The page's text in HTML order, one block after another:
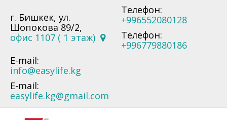
г. Бишкек, ул.
Шопокова 89/2,
офис 1107 ( 1 этаж)
Телефон:
+996552080128
Телефон:
+996779880186
E-mail:
info@easylife.kg
E-mail:
easylife.kg@gmail.com